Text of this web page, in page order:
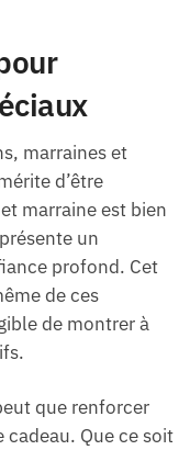
marraines et
d’être
marraine est bien
un
profond. Cet
de ces
de montrer à
que renforcer
cadeau. Que ce soit